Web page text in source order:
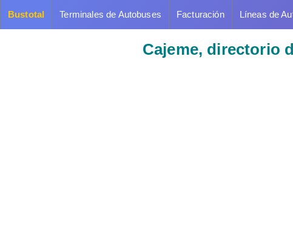
Bustotal Terminales de Autobuses Facturación Líneas de
Cajeme, directorio